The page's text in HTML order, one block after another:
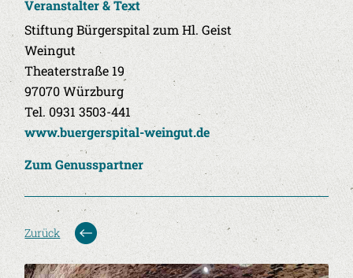
Veranstalter & Text
Stiftung Bürgerspital zum Hl. Geist
Weingut
Theaterstraße 19
97070 Würzburg
Tel. 0931 3503-441
www.buergerspital-weingut.de
Zum Genusspartner
Zurück